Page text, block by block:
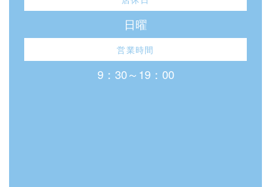
日曜
営業時間
9：30～19：00